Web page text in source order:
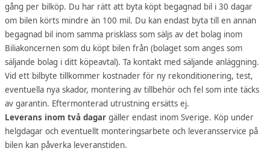
gång per bilköp. Du har rätt att byta köpt begagnad bil i 30 dagar
om bilen körts mindre än 100 mil. Du kan endast byta till en annan
begagnad bil inom samma prisklass som säljs av det bolag inom
Biliakoncernen som du köpt bilen från (bolaget som anges som
säljande bolag i ditt köpeavtal). Ta kontakt med säljande anläggning.
Vid ett bilbyte tillkommer kostnader för ny rekonditionering, test,
eventuella nya skador, montering av tillbehör och fel som inte täcks
av garantin. Eftermonterad utrustning ersätts ej.
Leverans inom två dagar gäller endast inom Sverige. Köp under
helgdagar och eventuellt monteringsarbete och leveransservice på
bilen kan påverka leveranstiden.